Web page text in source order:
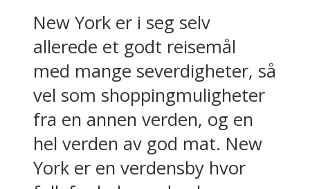
New York er i seg selv
allerede et godt reisemål
med mange severdigheter, så
vel som shoppingmuligheter
fra en annen verden, og en
hel verden av god mat. New
York er en verdensby hvor